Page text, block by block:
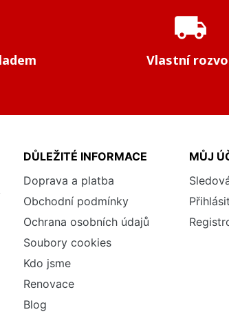
local_shipping
Vlastní
DŮLEŽITÉ INFORMACE
Doprava a platba
Obchodní podmínky
Ochrana osobních údajů
Soubory cookies
Kdo jsme
Renovace
Blog
MŮJ